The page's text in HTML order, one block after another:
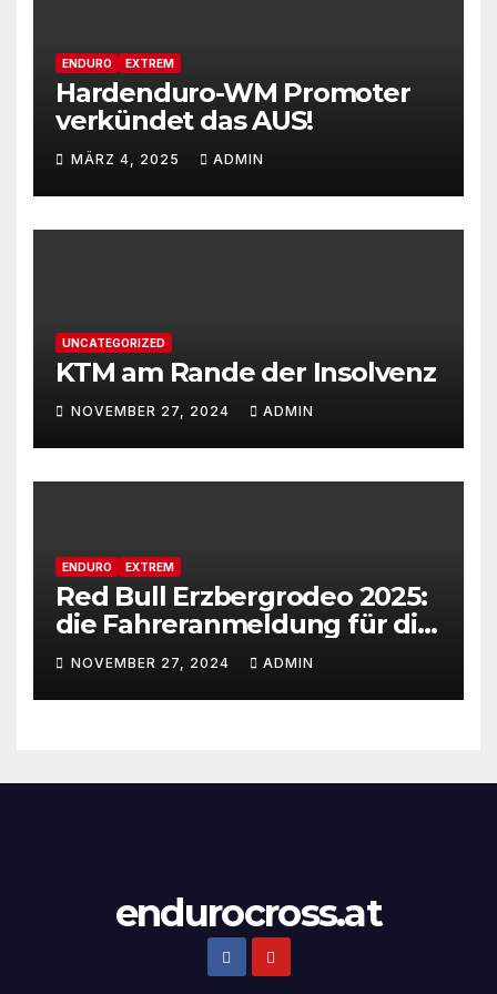
ENDURO EXTREM
Hardenduro-WM Promoter
verkündet das AUS!
MÄRZ 4, 2025 ADMIN
UNCATEGORIZED
KTM am Rande der Insolvenz
NOVEMBER 27, 2024 ADMIN
ENDURO EXTREM
Red Bull Erzbergrodeo 2025:
die Fahreranmeldung für die
29ste Auflage des weltweit
renommiertesten Extreme
Enduro Rennens startet am
NOVEMBER 27, 2024 ADMIN
endurocross.at